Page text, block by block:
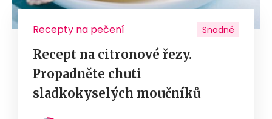
Recepty na pečení Snadné
Recept na citronové řezy.
Propadněte chuti
sladkokyselých moučníků